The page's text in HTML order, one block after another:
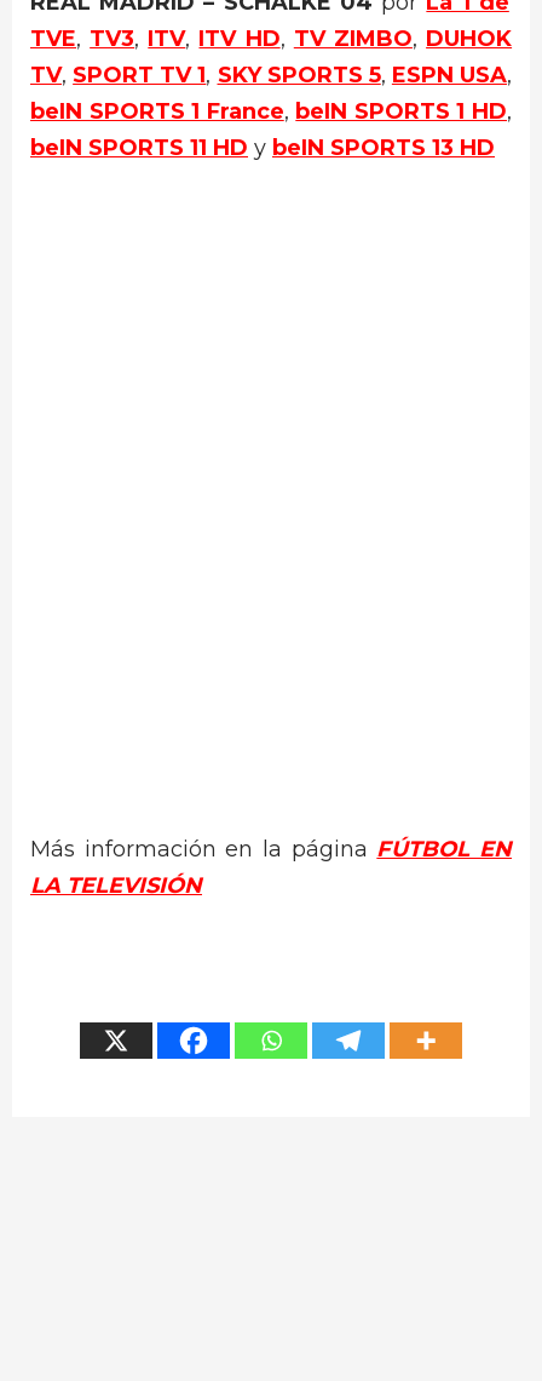
TVE, TV3, ITV, ITV HD, TV ZIMBO, DUHOK
TV, SPORT TV 1, SKY SPORTS 5, ESPN USA,
beIN SPORTS 1 France, beIN SPORTS 1 HD,
beIN SPORTS 11 HD y beIN SPORTS 13 HD
Más información en la página FÚTBOL EN
LA TELEVISIÓN